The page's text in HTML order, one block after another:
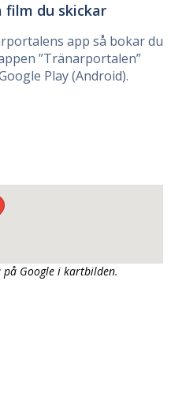
film du skickar
app så bokar du
”Tränarportalen”
Play (Android).
Google i kartbilden.